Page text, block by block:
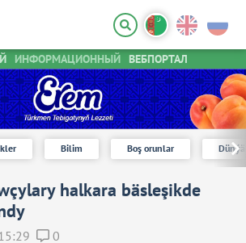
ИНФОРМАЦИОННЫЙ ВЕБПОРТАЛ
Bilim Boş orunlar
halkara bäsleşikde
0